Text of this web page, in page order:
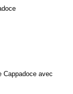
Cappadoce avec